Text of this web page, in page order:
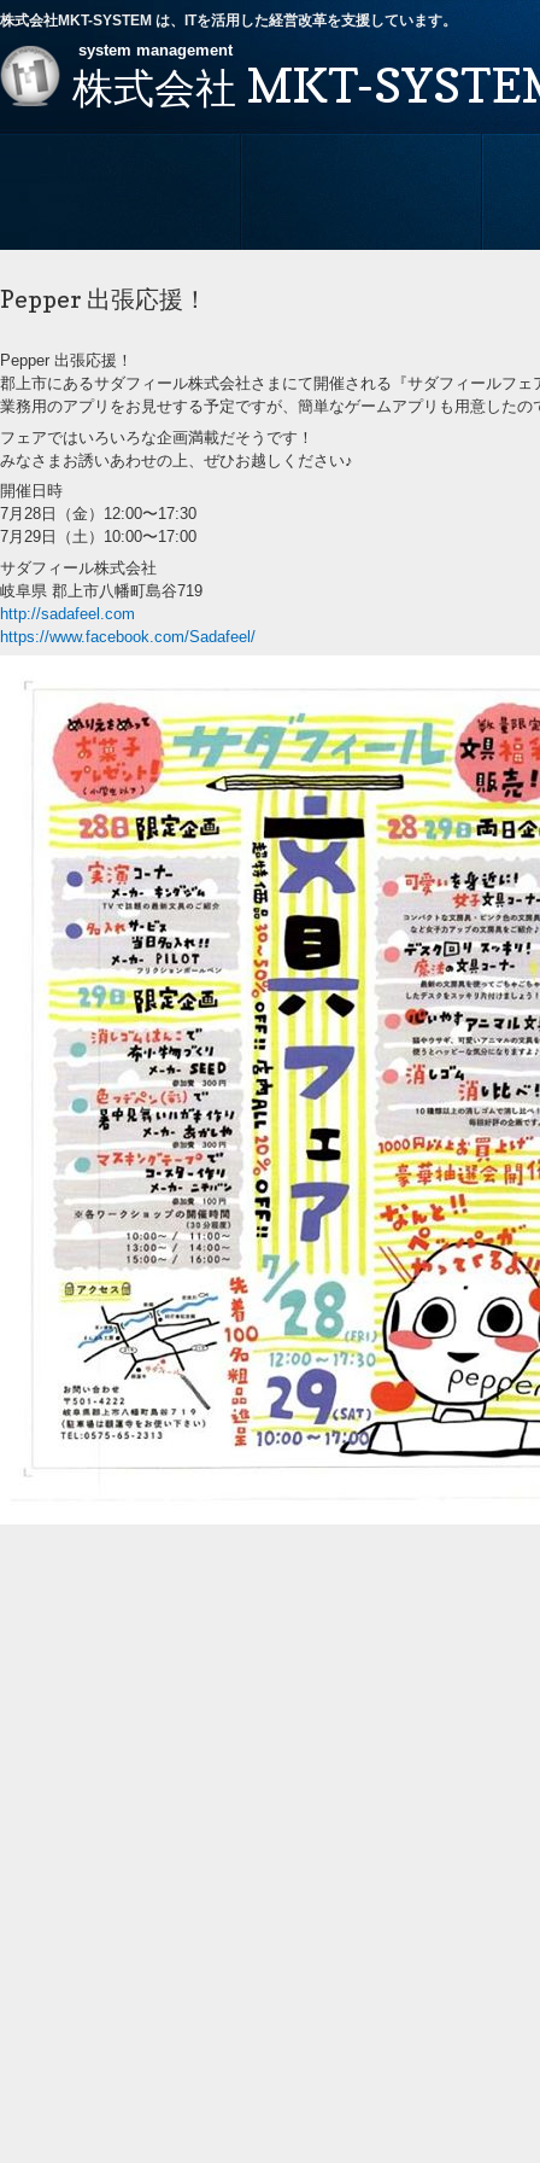
株式会社MKT-SYSTEM は、ITを活用した経営改革を支援しています。
system management
株式会社 MKT-
Pepper 出張応援！
Pepper 出張応援！
郡上市にあるサダフィール株式会社さまにて開催される『サダフィールフ
業務用のアプリをお見せする予定ですが、簡単なゲームアプリも用意した
フェアではいろいろな企画満載だそうです！
みなさまお誘いあわせの上、ぜひお越しください♪
開催日時
7月28日（金）12:00〜17:30
7月29日（土）10:00〜17:00
サダフィール株式会社
岐阜県 郡上市八幡町島谷719
http://sadafeel.com
https://www.facebook.com/Sadafeel/